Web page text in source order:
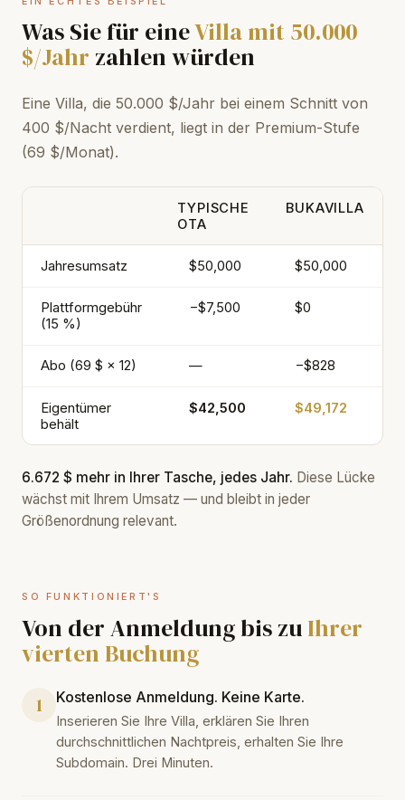
Was Sie für eineVilla mit 50.000
$/Jahr zahlen würden
Eine Villa, die 50.000 $/Jahr bei einem Schnitt von
400 $/Nacht verdient, liegt in der Premium-Stufe
(69 $/Monat).
TYPISCHE
OTA
BUKAVILLA
Jahresumsatz $50,000 $50,000
Plattformgebühr
(15 %)
−$7,500 $0
Abo (69 $ × 12) — −$828
Eigentümer
behält
$42,500 $49,172
6.672 $ mehr in Ihrer Tasche, jedes Jahr. Diese Lücke
wächst mit Ihrem Umsatz — und bleibt in jeder
Größenordnung relevant.
SO FUNKTIONIERT'S
Von der Anmeldung bis zuIhrer
vierten Buchung
1 Kostenlose Anmeldung. Keine Karte.
Inserieren Sie Ihre Villa, erklären Sie Ihren
durchschnittlichen Nachtpreis, erhalten Sie Ihre
Subdomain. Drei Minuten.